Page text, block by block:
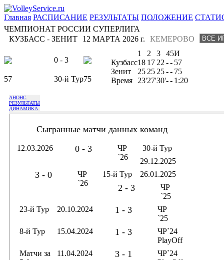
Главная РАСПИСАНИЕ РЕЗУЛЬТАТЫ ПОЛОЖЕНИЕ
ЧЕМПИОНАТ РОССИИ СУПЕРЛИГА
КУЗБАСС - ЗЕНИТ
КЕМЕРОВО
12 МАРТА 2026 г.
0 - 3
57 30-й Тур75
1 2 3 45И
Кузбасс18 17 22 -- 57
Зенит
25 25 25-- 75
Время
23'27'30'-- 1:20
АНОНС
РЕЗУЛЬТАТЫ
ДИНАМИКА
Сыгранные матчи данных команд
12.03.2026 0 - 3
ЧР
`26
30-й Тур
29.12.2025
3 - 0
ЧР
`26
15-й Тур 26.01.2025
2 - 3
ЧР
`25
23-й Тур
20.10.2024 1 - 3
ЧР
`25
8-й Тур
15.04.2024 1 - 3
ЧР`24
PlayOff
Матчи за
11.04.2024 3 - 1
ЧР`24